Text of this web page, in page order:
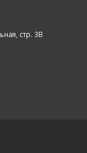
стр. 3В